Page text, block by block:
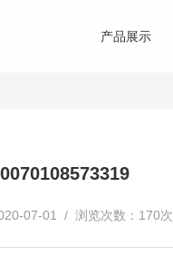
产品展示
07-01 / 浏览次数：170次